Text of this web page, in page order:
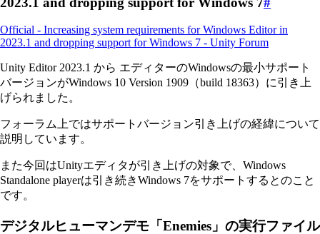
Official - Increasing system requirements for Windows Editor in
2023.1 and dropping support for Windows 7 - Unity Forum
Unity Editor 2023.1 から エディターのWindowsの最小サポート
バージョンがWindows 10 Version 1909（build 18363）に引き上
げられました。
フォーラム上ではサポートバージョン引き上げの経緯について
説明しています。
また今回はUnityエディタが引き上げの対象で、Windows
Standalone playerは引き続きWindows 7をサポートするとのこと
です。
デジタルヒューマンデモ「Enemies」の実行ファイル